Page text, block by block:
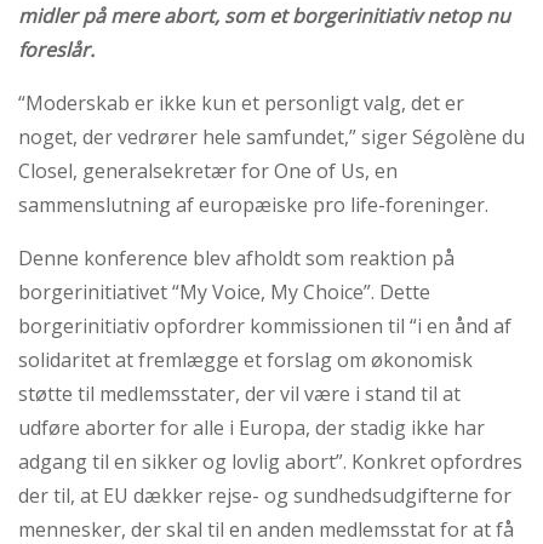
midler på mere abort, som et borgerinitiativ netop nu
foreslår.
“Moderskab er ikke kun et personligt valg, det er
noget, der vedrører hele samfundet,” siger Ségolène du
Closel, generalsekretær for One of Us, en
sammenslutning af europæiske pro life-foreninger.
Denne konference blev afholdt som reaktion på
borgerinitiativet “My Voice, My Choice”. Dette
borgerinitiativ opfordrer kommissionen til “i en ånd af
solidaritet at fremlægge et forslag om økonomisk
støtte til medlemsstater, der vil være i stand til at
udføre aborter for alle i Europa, der stadig ikke har
adgang til en sikker og lovlig abort”. Konkret opfordres
der til, at EU dækker rejse- og sundhedsudgifterne for
mennesker, der skal til en anden medlemsstat for at få